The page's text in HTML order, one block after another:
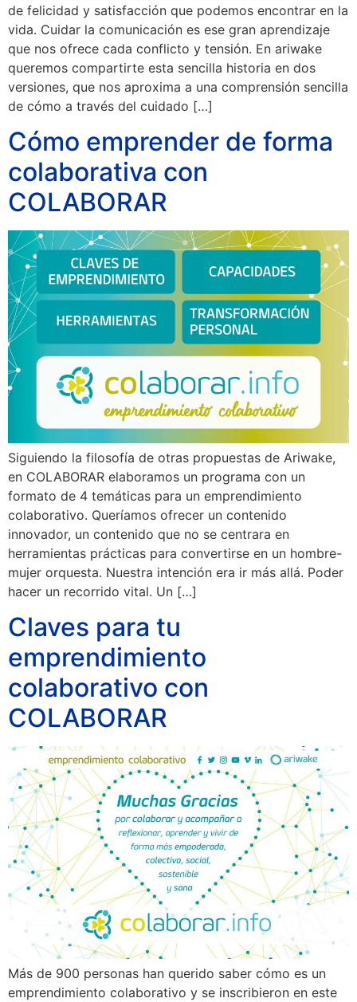
de felicidad y satisfacción que podemos encontrar en la
vida. Cuidar la comunicación es ese gran aprendizaje
que nos ofrece cada conflicto y tensión. En ariwake
queremos compartirte esta sencilla historia en dos
versiones, que nos aproxima a una comprensión sencilla
de cómo a través del cuidado […]
Cómo emprender de forma
colaborativa con
COLABORAR
Siguiendo la filosofía de otras propuestas de Ariwake,
en COLABORAR elaboramos un programa con un
formato de 4 temáticas para un emprendimiento
colaborativo. Queríamos ofrecer un contenido
innovador, un contenido que no se centrara en
herramientas prácticas para convertirse en un hombre-
mujer orquesta. Nuestra intención era ir más allá. Poder
hacer un recorrido vital. Un […]
Claves para tu
emprendimiento
colaborativo con
COLABORAR
Más de 900 personas han querido saber cómo es un
emprendimiento colaborativo y se inscribieron en este